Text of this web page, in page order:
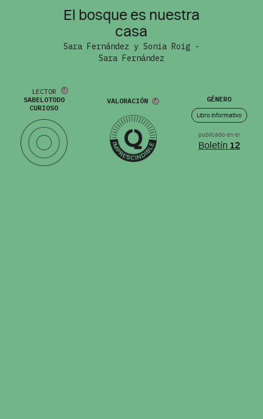
El bosque es nuestra
casa
Sara Fernández y Sonia Roig -
Sara Fernández
LECTOR
SABELOTODO
CURIOSO
VALORACIÓN GÉNERO
Libro informativo
publicado en el
Boletín 12